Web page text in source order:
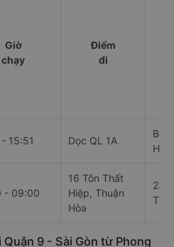
Giờ
chạy
Điểm
đi
15:51 Dọc QL 1A
Bến
Hóc
- 09:00
16 Tôn Thất
Hiệp, Thuận
Hòa
9 - Sài Gòn từ Phong